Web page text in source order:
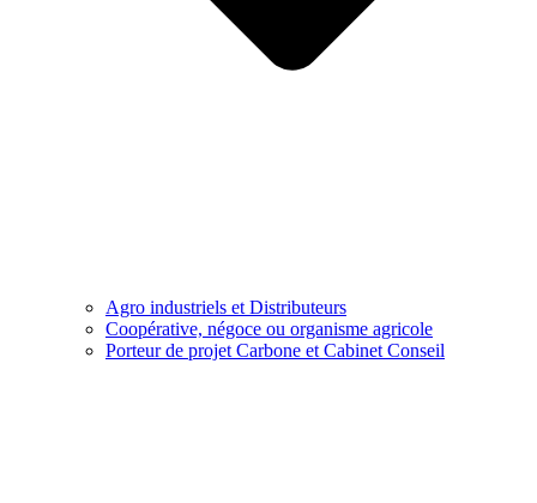
Agro industriels et Distributeurs
Coopérative, négoce ou organisme agricole
Porteur de projet Carbone et Cabinet Conseil